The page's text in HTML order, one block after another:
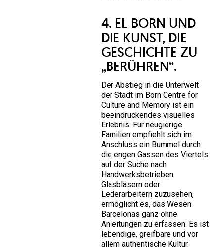
4. EL BORN UND
DIE KUNST, DIE
GESCHICHTE ZU
„BERÜHREN“.
Der Abstieg in die Unterwelt
der Stadt im Born Centre for
Culture and Memory ist ein
beeindruckendes visuelles
Erlebnis. Für neugierige
Familien empfiehlt sich im
Anschluss ein Bummel durch
die engen Gassen des Viertels
auf der Suche nach
Handwerksbetrieben.
Glasbläsern oder
Lederarbeitern zuzusehen,
ermöglicht es, das Wesen
Barcelonas ganz ohne
Anleitungen zu erfassen. Es ist
lebendige, greifbare und vor
allem authentische Kultur.